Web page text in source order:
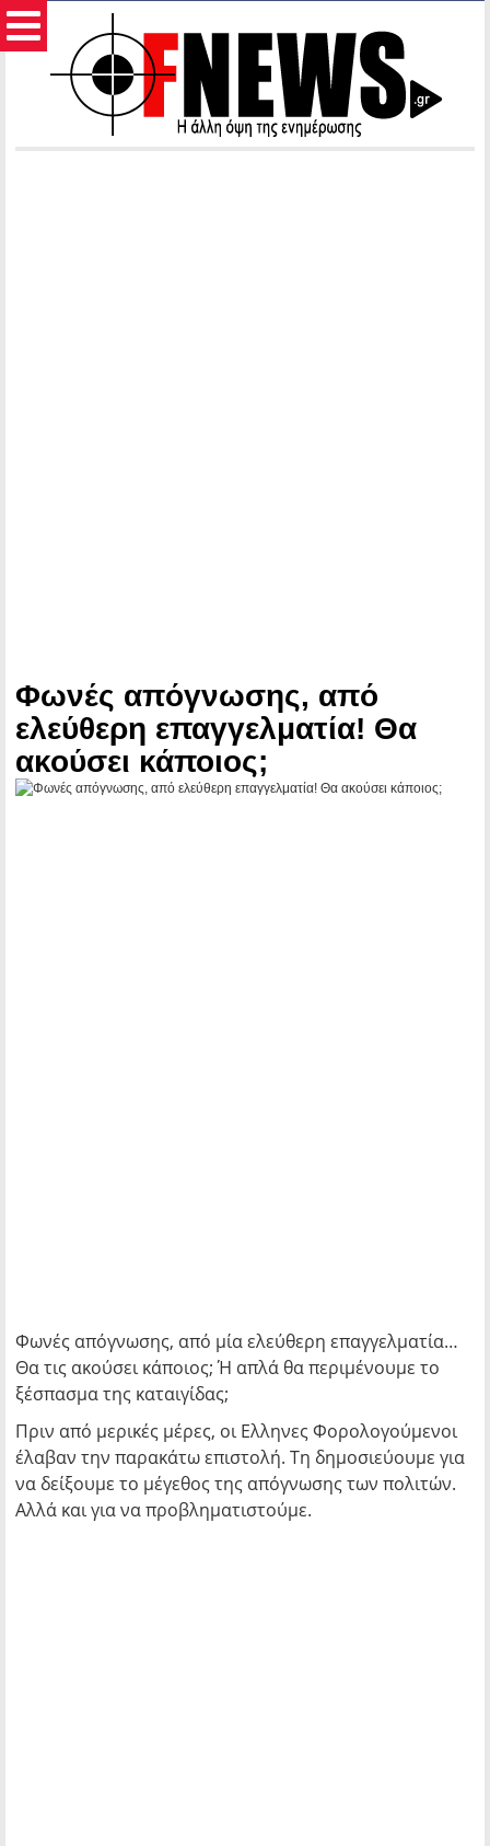
Φωνές απόγνωσης, από
ελεύθερη επαγγελματία! Θα
ακούσει κάποιος;
Φωνές απόγνωσης, από μία ελεύθερη επαγγελματία…
Θα τις ακούσει κάποιος; Ή απλά θα περιμένουμε το
ξέσπασμα της καταιγίδας;
Πριν από μερικές μέρες, οι Ελληνες Φορολογούμενοι
έλαβαν την παρακάτω επιστολή. Τη δημοσιεύουμε για
να δείξουμε το μέγεθος της απόγνωσης των πολιτών.
Αλλά και για να προβληματιστούμε.